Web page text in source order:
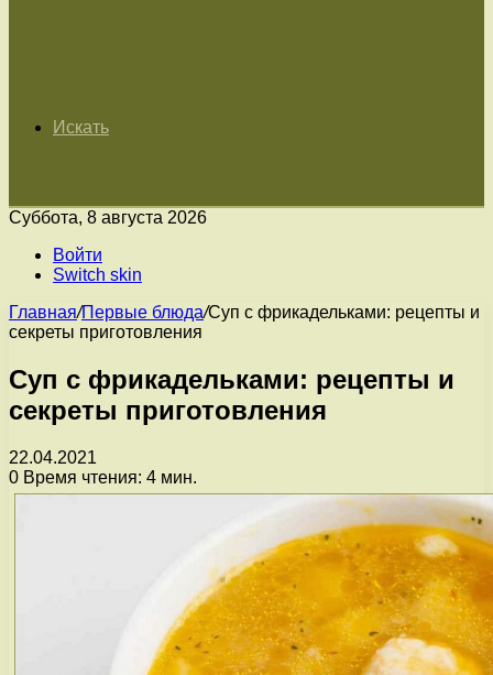
Искать
Суббота, 8 августа 2026
Войти
Switch skin
Главная/Первые блюда/Суп с фрикадельками: рецепты и
секреты приготовления
Суп с фрикадельками: рецепты и
секреты приготовления
22.04.2021
0 Время чтения: 4 мин.